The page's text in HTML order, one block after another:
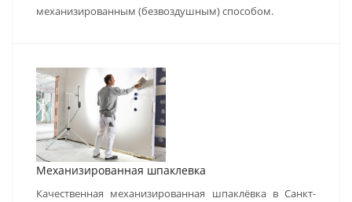
механизированным (безвоздушным) способом.
Механизированная шпаклевка
Качественная механизированная шпаклёвка в Санкт-